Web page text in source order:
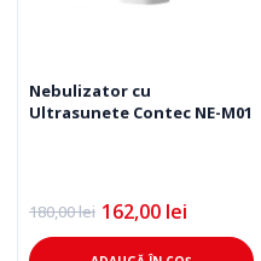
Nebulizator cu
Ultrasunete Contec NE-M01
180,00lei
Prețul
inițial
162,00 lei
Prețul
curent